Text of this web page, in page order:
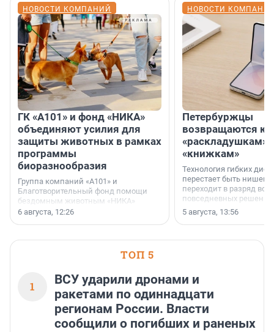
НОВОСТИ КОМПАНИЙ
ГК «А101» и фонд «НИКА»
объединяют усилия для
защиты животных в рамках
программы
биоразнообразия
Группа компаний «А101» и
Благотворительный фонд помощи
бездомным животным «НИКА»
заключили соглашение о
6 августа, 12:26
НОВОСТИ
Петербуржцы
возвращаются к
«раскладушкам»
«книжкам»
Технология гибких
перестает быть
переходит в разряд
повседневных
5 августа, 13:56
ТОП 5
1
ВСУ ударили дронами и
ракетами по одиннадцати
регионам России. Власти
сообщили о погибших и раненых